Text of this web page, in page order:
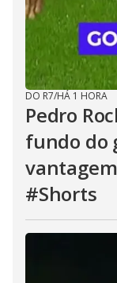
DO R7/HÁ 1 HORA
Pedro
fundo do
#Shorts